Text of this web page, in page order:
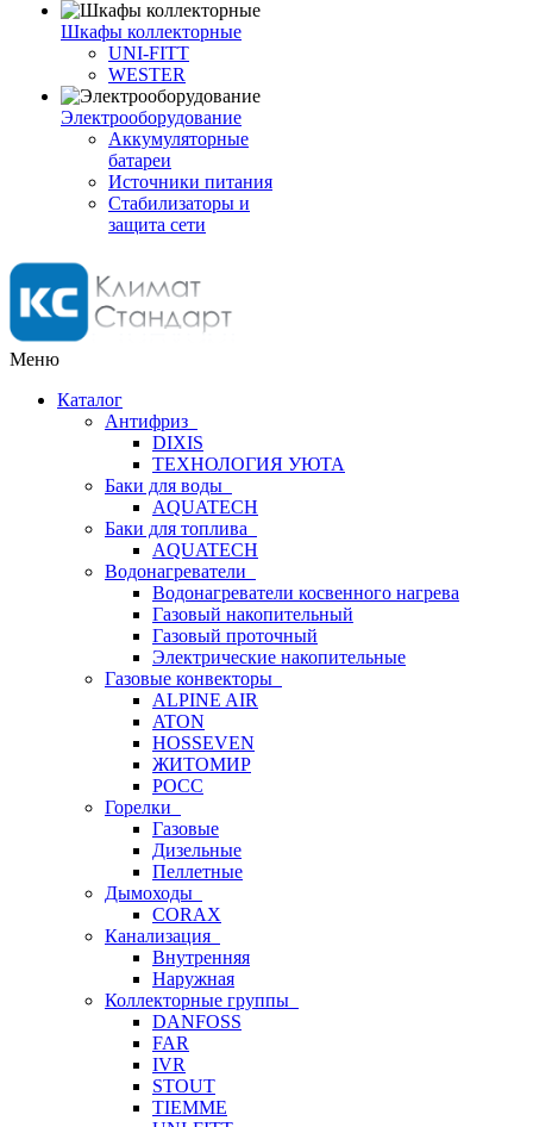
Шкафы коллекторные
UNI-FITT
WESTER
Электрооборудование
Аккумуляторные
батареи
Источники питания
Стабилизаторы и
защита сети
Меню
Каталог
Антифриз
DIXIS
ТЕХНОЛОГИЯ УЮТА
Баки для воды
AQUATECH
Баки для топлива
AQUATECH
Водонагреватели
Водонагреватели косвенного нагрева
Газовый накопительный
Газовый проточный
Электрические накопительные
Газовые конвекторы
ALPINE AIR
ATON
HOSSEVEN
ЖИТОМИР
РОСС
Горелки
Газовые
Дизельные
Пеллетные
Дымоходы
CORAX
Канализация
Внутренняя
Наружная
Коллекторные группы
DANFOSS
FAR
IVR
STOUT
TIEMME